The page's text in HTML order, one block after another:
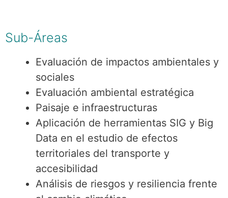
Sub-Áreas
Evaluación de impactos ambientales y
sociales
Evaluación ambiental estratégica
Paisaje e infraestructuras
Aplicación de herramientas SIG y Big
Data en el estudio de efectos
territoriales del transporte y
accesibilidad
Análisis de riesgos y resiliencia frente